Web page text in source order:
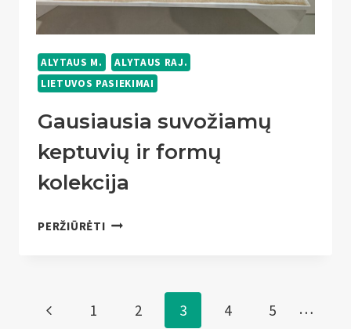
ALYTAUS M.
ALYTAUS RAJ.
LIETUVOS PASIEKIMAI
Gausiausia suvožiamų
keptuvių ir formų
kolekcija
PERŽIŪRĖTIGAUSIAUSIA
KOLEKCIJA
PagePrevious1 2 3 4 5
…